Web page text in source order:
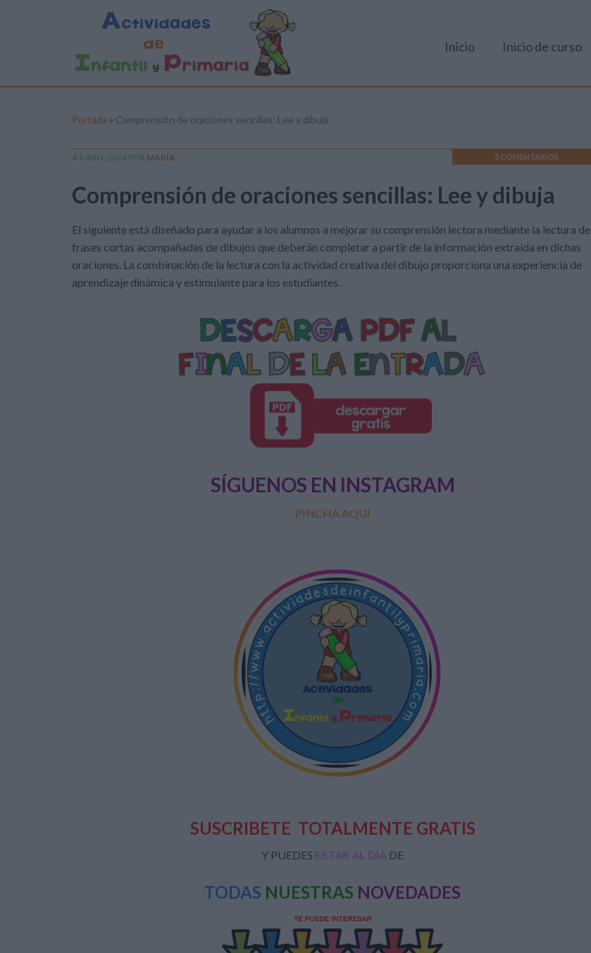
Inicio Inicio de curso
Portada » Comprensión de oraciones sencillas: Lee y dibuja
4 JUNIO, 2024 POR MARÍA 2 COMENTARIOS
Comprensión de oraciones sencillas: Lee y dibuja
El siguiente está diseñado para ayudar a los alumnos a mejorar su comprensión lectora mediante la lectura de
frases cortas acompañadas de dibujos que deberán completar a partir de la información extraída en dichas
oraciones. La combinación de la lectura con la actividad creativa del dibujo proporciona una experiencia de
aprendizaje dinámica y estimulante para los estudiantes.
SÍGUENOS EN INSTAGRAM
PINCHA AQUÍ
SUSCRIBETE TOTALMENTE GRATIS
Y PUEDES ESTAR AL DÍA DE
TODAS NUESTRAS NOVEDADES